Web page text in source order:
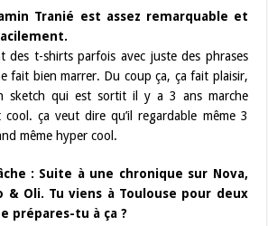
Tranié est assez remarquable et
t-shirts parfois avec juste des phrases
fait bien marrer. Du coup ça, ça fait plaisir,
sketch qui est sortit il y a 3 ans marche
cool. ça veut dire qu’il regardable même 3
même hyper cool.
: Suite à une chronique sur Nova,
& Oli. Tu viens à Toulouse pour deux
prépares-tu à ça ?